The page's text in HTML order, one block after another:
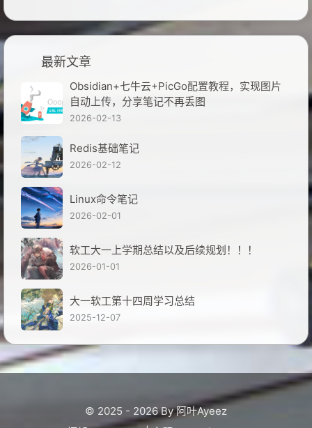
最新文章
Obsidian+七牛云+PicGo配置教程，实现图片
自动上传，分享笔记不再丢图
2026-02-13
Redis基础笔记
2026-02-12
Linux命令笔记
2026-02-01
软工大一上学期总结以及后续规划！！！
2026-01-01
大一软工第十四周学习总结
2025-12-07
© 2025 - 2026 By 阿叶Ayeez